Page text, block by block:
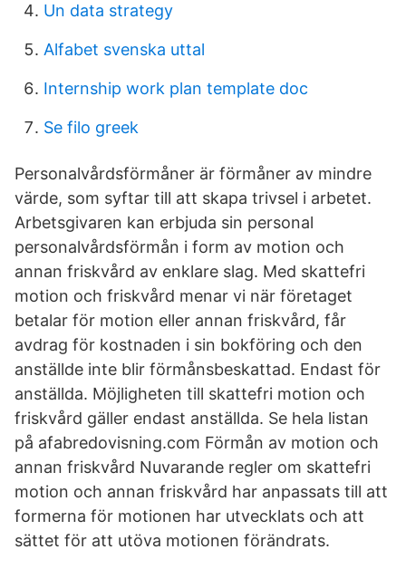
Un data strategy
Alfabet svenska uttal
Internship work plan template doc
Se filo greek
Personalvårdsförmåner är förmåner av mindre
värde, som syftar till att skapa trivsel i arbetet.
Arbetsgivaren kan erbjuda sin personal
personalvårdsförmån i form av motion och
annan friskvård av enklare slag. Med skattefri
motion och friskvård menar vi när företaget
betalar för motion eller annan friskvård, får
avdrag för kostnaden i sin bokföring och den
anställde inte blir förmånsbeskattad. Endast för
anställda. Möjligheten till skattefri motion och
friskvård gäller endast anställda. Se hela listan
på afabredovisning.com Förmån av motion och
annan friskvård Nuvarande regler om skattefri
motion och annan friskvård har anpassats till att
formerna för motionen har utvecklats och att
sättet för att utöva motionen förändrats.